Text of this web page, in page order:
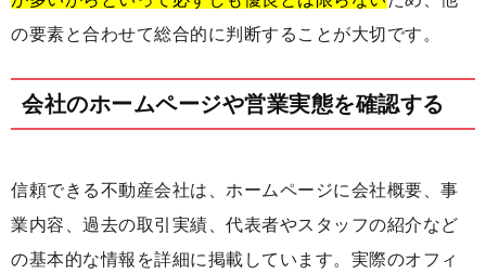
の要素と合わせて総合的に判断することが大切です。
会社のホームページや営業実態を確認する
信頼できる不動産会社は、ホームページに会社概要、事
業内容、過去の取引実績、代表者やスタッフの紹介など
の基本的な情報を詳細に掲載しています。実際のオフィ